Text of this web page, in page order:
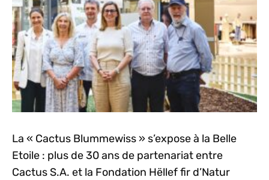
La « Cactus Blummewiss » s’expose à la Belle
Etoile : plus de 30 ans de partenariat entre
Cactus S.A. et la Fondation Hëllef fir d’Natur